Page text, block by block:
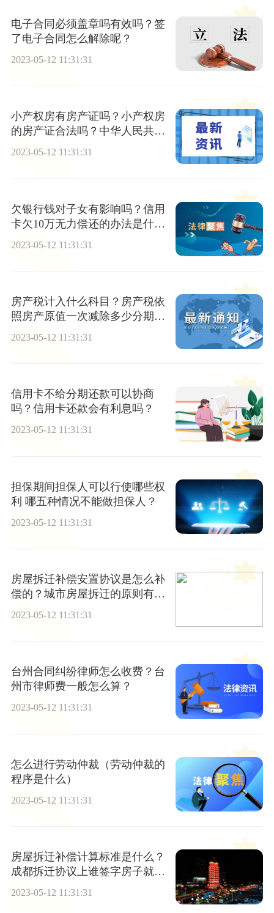
电子合同必须盖章吗有效吗？签
了电子合同怎么解除呢？
2023-05-12 11:31:31
小产权房有房产证吗？小产权房
的房产证合法吗？中华人民共和
国民法典第二百零九条内容
2023-05-12 11:31:31
欠银行钱对子女有影响吗？信用
卡欠10万无力偿还的办法是什
2023-05-12 11:31:31
房产税计入什么科目？房产税依
照房产原值一次减除多少分期缴
2023-05-12 11:31:31
信用卡不给分期还款可以协商
吗？信用卡还款会有利息吗？
2023-05-12 11:31:31
担保期间担保人可以行使哪些权
利 哪五种情况不能做担保人？
2023-05-12 11:31:31
房屋拆迁补偿安置协议是怎么补
偿的？城市房屋拆迁的原则有哪
些？
2023-05-12 11:31:31
台州合同纠纷律师怎么收费？台
州市律师费一般怎么算？
2023-05-12 11:31:31
怎么进行劳动仲裁（劳动仲裁的
程序是什么）
2023-05-12 11:31:31
房屋拆迁补偿计算标准是什么？
成都拆迁协议上谁签字房子就归
谁吗？
2023-05-12 11:31:31